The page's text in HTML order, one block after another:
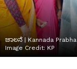
ಚಾಲನೆ | Kannada Prabha
Image Credit: KP